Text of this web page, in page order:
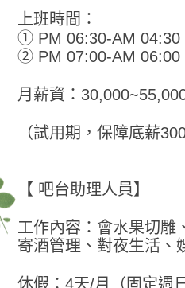
上班時間：
① PM 06:30-AM 04:30
② PM 07:00-AM 06:00
月薪資：
（試用期，保障底薪
【 吧台助理人員】
工作內容：會水果切雕
寄酒管理、對夜生活、
休假：4天/月（固定週